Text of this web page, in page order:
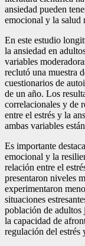
ansiedad pueden
emocional y la salud
En este estudio
la ansiedad en
variables
reclutó una muestra
cuestionarios de
de un año. Los
correlacionales y de
entre el estrés y la
ambas variables
Es importante
emocional y la
relación entre el
presentaron niveles
experimentaron
situaciones
población de adultos
la capacidad de
regulación del estrés